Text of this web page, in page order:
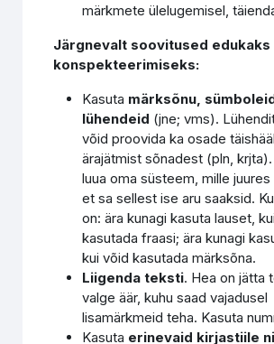
märkmete ülelugemisel,
Järgnevalt soovitused edukaks
konspekteerimiseks:
Kasuta märksõnu,
lühendeid (jne; vms).
võid proovida ka osade
ärajätmist sõnadest (pln,
luua oma süsteem, mille juures
et sa sellest ise aru saaksid.
on: ära kunagi kasuta lauset,
kasutada fraasi; ära kunagi
kui võid kasutada märksõna.
Liigenda teksti. Hea on jätta
valge äär, kuhu saad vajadusel
lisamärkmeid teha. Kasuta
Kasuta erinevaid kirjastiile